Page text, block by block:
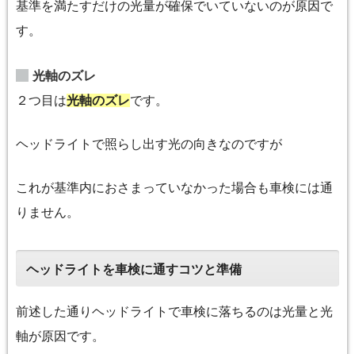
基準を満たすだけの光量が確保でいていないのが原因で
す。
光軸のズレ
２つ目は光軸のズレです。
ヘッドライトで照らし出す光の向きなのですが
これが基準内におさまっていなかった場合も車検には通
りません。
ヘッドライトを車検に通すコツと準備
前述した通りヘッドライトで車検に落ちるのは光量と光
軸が原因です。